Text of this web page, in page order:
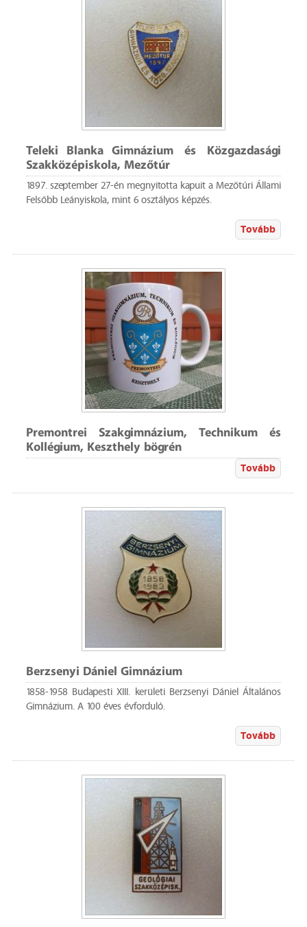
Teleki Blanka Gimnázium és Közgazdasági
Szakközépiskola, Mezőtúr
1897. szeptember 27-én megnyitotta kapuit a Mezőtúri Állami
Felsőbb Leányiskola, mint 6 osztályos képzés.
Tovább
Premontrei Szakgimnázium, Technikum és
Kollégium, Keszthely bögrén
Tovább
Berzsenyi Dániel Gimnázium
1858-1958 Budapesti XIII. kerületi Berzsenyi Dániel Általános
Gimnázium. A 100 éves évforduló.
Tovább